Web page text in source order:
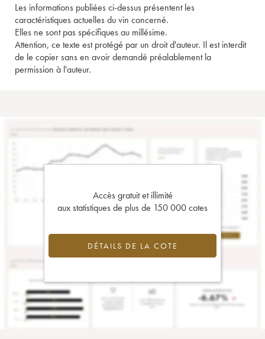
Les informations publiées ci-dessus présentent les
caractéristiques actuelles du vin concerné.
Elles ne sont pas spécifiques au millésime.
Attention, ce texte est protégé par un droit d'auteur. Il est interdit
de le copier sans en avoir demandé préalablement la
permission à l'auteur.
Accès gratuit et illimité
aux statistiques de plus de 150 000 cotes
DÉTAILS DE LA COTE